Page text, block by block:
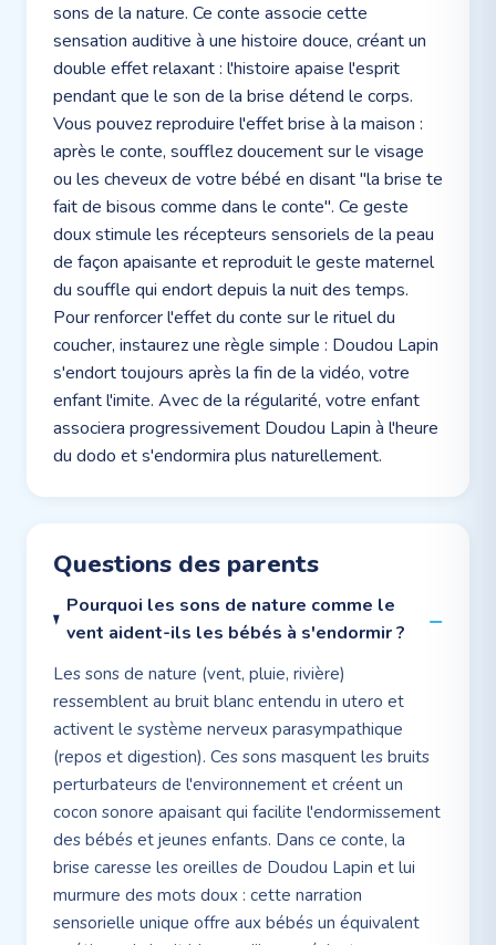
sons de la nature. Ce conte associe cette
sensation auditive à une histoire douce, créant un
double effet relaxant : l'histoire apaise l'esprit
pendant que le son de la brise détend le corps.
Vous pouvez reproduire l'effet brise à la maison :
après le conte, soufflez doucement sur le visage
ou les cheveux de votre bébé en disant "la brise te
fait de bisous comme dans le conte". Ce geste
doux stimule les récepteurs sensoriels de la peau
de façon apaisante et reproduit le geste maternel
du souffle qui endort depuis la nuit des temps.
Pour renforcer l'effet du conte sur le rituel du
coucher, instaurez une règle simple : Doudou Lapin
s'endort toujours après la fin de la vidéo, votre
enfant l'imite. Avec de la régularité, votre enfant
associera progressivement Doudou Lapin à l'heure
du dodo et s'endormira plus naturellement.
Questions des parents
Pourquoi les sons de nature comme le
vent aident-ils les bébés à s'endormir ?
Les sons de nature (vent, pluie, rivière)
ressemblent au bruit blanc entendu in utero et
activent le système nerveux parasympathique
(repos et digestion). Ces sons masquent les bruits
perturbateurs de l'environnement et créent un
cocon sonore apaisant qui facilite l'endormissement
des bébés et jeunes enfants. Dans ce conte, la
brise caresse les oreilles de Doudou Lapin et lui
murmure des mots doux : cette narration
sensorielle unique offre aux bébés un équivalent